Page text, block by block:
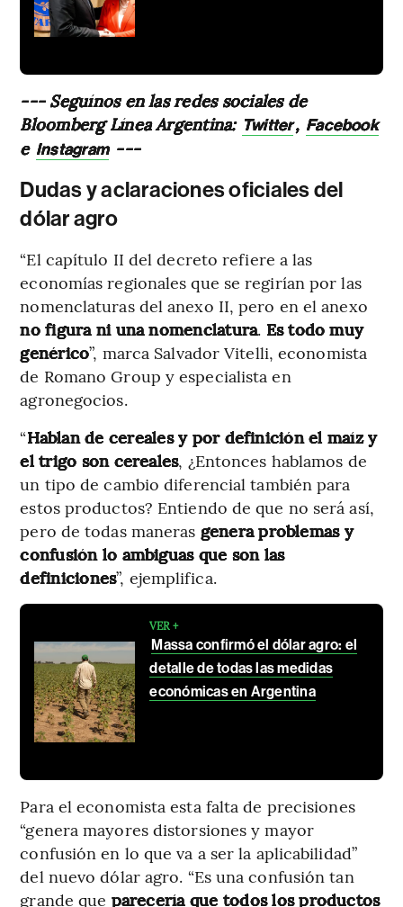
--- Seguínos en las redes sociales de
Bloomberg Línea Argentina: Twitter, Facebook
e Instagram ---
Dudas y aclaraciones oficiales del
dólar agro
“El capítulo II del decreto refiere a las
economías regionales que se regirían por las
nomenclaturas del anexo II, pero en el anexo
no figura ni una nomenclatura. Es todo muy
genérico”, marca Salvador Vitelli, economista
de Romano Group y especialista en
agronegocios.
“Hablan de cereales y por definición el maíz y
el trigo son cereales, ¿Entonces hablamos de
un tipo de cambio diferencial también para
estos productos? Entiendo de que no será así,
pero de todas maneras genera problemas y
confusión lo ambiguas que son las
definiciones”, ejemplifica.
VER +
Massa confirmó el dólar agro: el
detalle de todas las medidas
económicas en Argentina
Para el economista esta falta de precisiones
“genera mayores distorsiones y mayor
confusión en lo que va a ser la aplicabilidad”
del nuevo dólar agro. “Es una confusión tan
grande que parecería que todos los productos